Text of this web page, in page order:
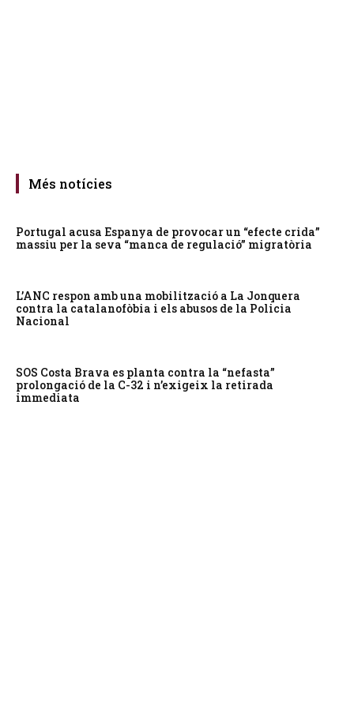
Més notícies
Portugal acusa Espanya de provocar un “efecte crida”
massiu per la seva “manca de regulació” migratòria
L’ANC respon amb una mobilització a La Jonquera
contra la catalanofòbia i els abusos de la Policia
Nacional
SOS Costa Brava es planta contra la “nefasta”
prolongació de la C-32 i n’exigeix la retirada
immediata